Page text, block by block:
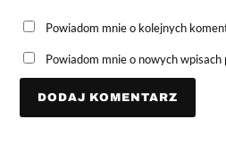
Powiadom mnie o kolejnych
Powiadom mnie o nowych wpisach